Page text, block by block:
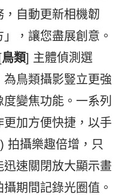
自動更新相機韌
，讓您盡展創意。
鳥類] 主體偵測選
鳥類攝影豎立更強
變焦功能。一系列
加方便快捷，以手
拍攝樂趣倍增，只
速關閉放大顯示畫
期間記錄光圈值。